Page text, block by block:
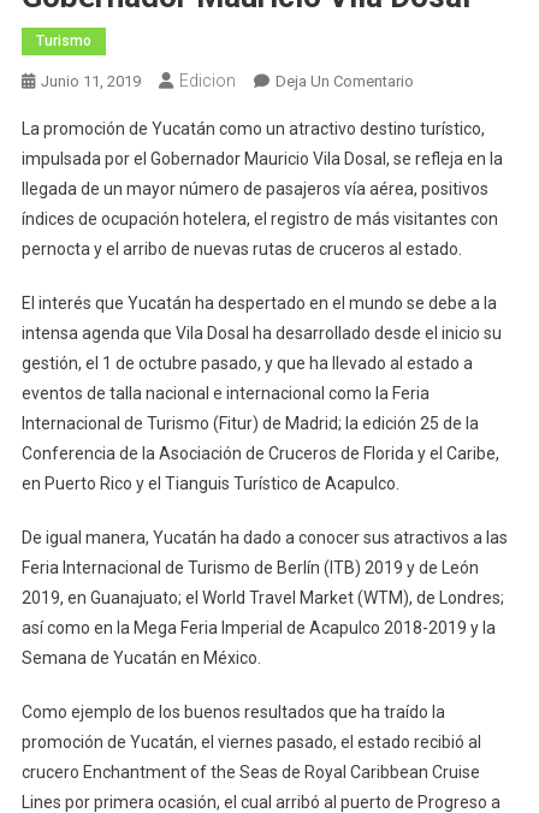
Turismo
Junio 11, 2019 Edicion Deja Un ComentarioEn
Actividad
Turística
En
Yucatán
Gracias
La
Amplia
Promoción
Que
Gobernador
La promoción de Yucatán como un atractivo destino turístico,
impulsada por el Gobernador Mauricio Vila Dosal, se refleja en la
llegada de un mayor número de pasajeros vía aérea, positivos
índices de ocupación hotelera, el registro de más visitantes con
pernocta y el arribo de nuevas rutas de cruceros al estado.
El interés que Yucatán ha despertado en el mundo se debe a la
intensa agenda que Vila Dosal ha desarrollado desde el inicio su
gestión, el 1 de octubre pasado, y que ha llevado al estado a
eventos de talla nacional e internacional como la Feria
Internacional de Turismo (Fitur) de Madrid; la edición 25 de la
Conferencia de la Asociación de Cruceros de Florida y el Caribe,
en Puerto Rico y el Tianguis Turístico de Acapulco.
De igual manera, Yucatán ha dado a conocer sus atractivos a las
Feria Internacional de Turismo de Berlín (ITB) 2019 y de León
2019, en Guanajuato; el World Travel Market (WTM), de Londres;
así como en la Mega Feria Imperial de Acapulco 2018-2019 y la
Semana de Yucatán en México.
Como ejemplo de los buenos resultados que ha traído la
promoción de Yucatán, el viernes pasado, el estado recibió al
crucero Enchantment of the Seas de Royal Caribbean Cruise
Lines por primera ocasión, el cual arribó al puerto de Progreso a